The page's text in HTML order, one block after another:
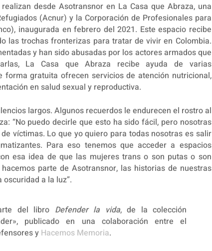
desde Asotransnor en La Casa que Abraza, una
(Acnur) y la Corporación de Profesionales para
inaugurada en febrero del 2021. Este espacio recibe
las trochas fronterizas para tratar de vivir en Colombia.
y han sido abusadas por los actores armados que
La Casa que Abraza recibe ayuda de varias
forma gratuita ofrecen servicios de atención nutricional,
en salud sexual y reproductiva.
largos. Algunos recuerdos le endurecen el rostro al
“No puedo decirle que esto ha sido fácil, pero nosotras
víctimas. Lo que yo quiero para todas nosotras es salir
Para eso tenemos que acceder a espacios
esa idea de que las mujeres trans o son putas o son
parte de Asotransnor, las historias de nuestras
a la luz”.
del libro Defender la vida, de la colección
publicado en una colaboración entre el
y Hacemos Memoria.